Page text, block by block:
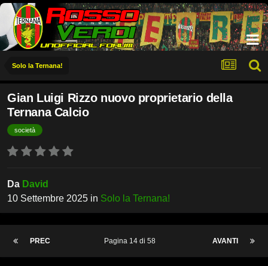
Solo la Ternana!
Gian Luigi Rizzo nuovo proprietario della
Ternana Calcio
società
Da David
10 Settembre 2025 in Solo la Ternana!
PREC AVANTI
Pagina 14 di 58